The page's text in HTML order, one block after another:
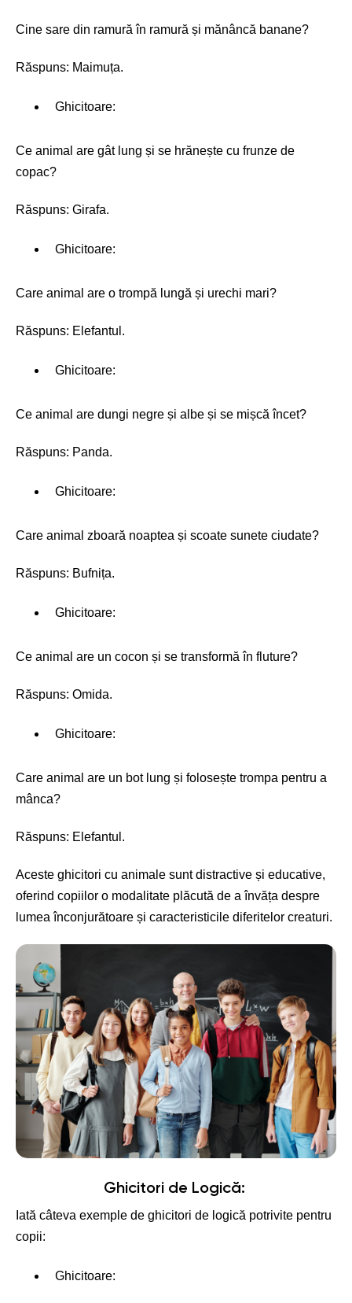
Cine sare din ramură în ramură și mănâncă banane?
Răspuns: Maimuța.
Ghicitoare:
Ce animal are gât lung și se hrănește cu frunze de
copac?
Răspuns: Girafa.
Ghicitoare:
Care animal are o trompă lungă și urechi mari?
Răspuns: Elefantul.
Ghicitoare:
Ce animal are dungi negre și albe și se mișcă încet?
Răspuns: Panda.
Ghicitoare:
Care animal zboară noaptea și scoate sunete ciudate?
Răspuns: Bufnița.
Ghicitoare:
Ce animal are un cocon și se transformă în fluture?
Răspuns: Omida.
Ghicitoare:
Care animal are un bot lung și folosește trompa pentru a
mânca?
Răspuns: Elefantul.
Aceste ghicitori cu animale sunt distractive și educative,
oferind copiilor o modalitate plăcută de a învăța despre
lumea înconjurătoare și caracteristicile diferitelor creaturi.
Ghicitori de Logică:
Iată câteva exemple de ghicitori de logică potrivite pentru
copii:
Ghicitoare: